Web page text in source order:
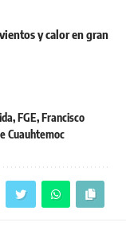
y calor en gran
,FGE,Francisco
Cuauhtemoc